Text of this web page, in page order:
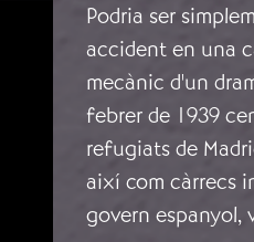
Podria ser
accident en una
mecànic d'un
febrer de 1939
refugiats de
així com càrrecs
govern espanyol,